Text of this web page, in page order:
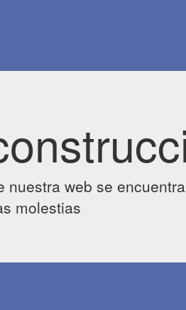
nuestra web se
molestias